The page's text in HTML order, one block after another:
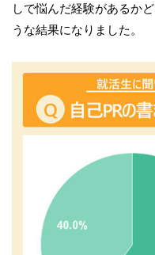
しで悩んだ経験があるか
うな結果になりました。